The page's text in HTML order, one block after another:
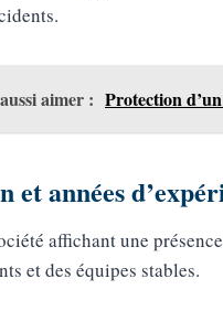
aimer : Protection
années
affichant une
et des équipes stables.